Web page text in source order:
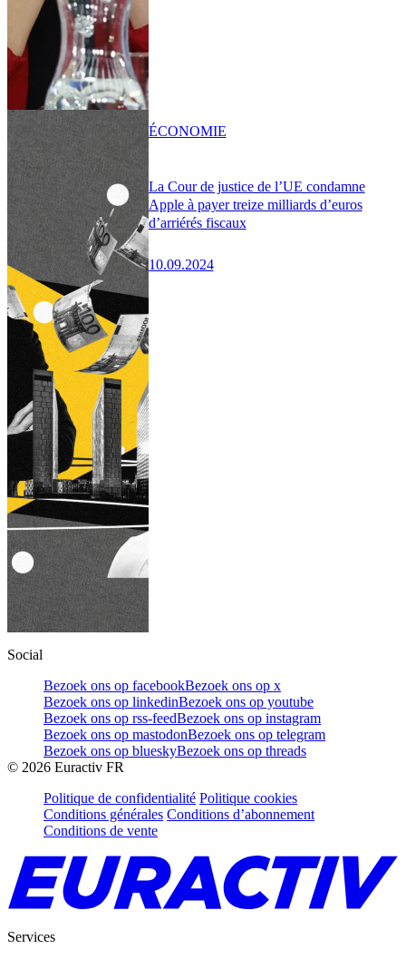
La Cour de justice de l’UE condamne
Apple à payer treize milliards d’euros
d’arriérés fiscaux
10.09.2024
ÉCONOMIE
Social
Bezoek ons op facebookBezoek ons op x
Bezoek ons op linkedinBezoek ons op youtube
Bezoek ons op rss-feedBezoek ons op instagram
Bezoek ons op mastodonBezoek ons op telegram
Bezoek ons op blueskyBezoek ons op threads
© 2026 Euractiv FR
Politique de confidentialité Politique cookies
Conditions générales Conditions d’abonnement
Conditions de vente
Services